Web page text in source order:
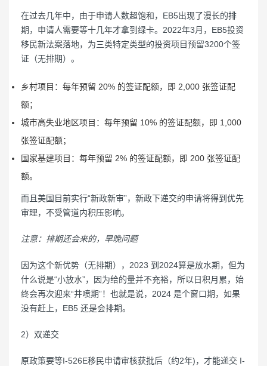
在过去几年中，由于申请人数超饱和，EB5出现了漫长的排
期，申请人需要等十几年才拿到绿卡。2022年3月，EB5投资
移民新法案落地，为三类特定类型的投资项目预留3200个签
证（无排期）。
乡村项目：每年预留 20% 的签证配额，即 2,000 张签证配
额；
城市高失业地区项目：每年预留 10% 的签证配额，即 1,000
张签证配额；
国家基建项目：每年预留 2% 的签证配额，即 200 张签证配
额。
而且美国目前实行“新政新审”，新政下递交的申请将得到优先
审理，不受管道内积压影响。
注意：排期还会来的，早晚问题
因为这个新优势（无排期），2023 到2024算是放水期，但为
什么说是“小放水”，因为给的量并不充裕，所以日积月累，始
终会再次迎来“井喷期”！也就是说，2024 是个窗口期，如果
没有赶上，EB5 还是会排期。
2）双递交
原政策要等I-526E移民申请审核获批后（约2年)，才能递交 I-